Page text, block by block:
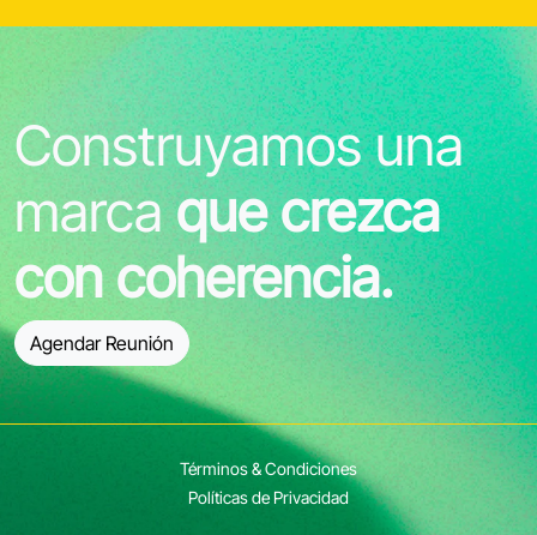
Construyamos una
marcaque crezca
con coherencia.
Agendar Reunión
Términos & Condiciones
Políticas de Privacidad